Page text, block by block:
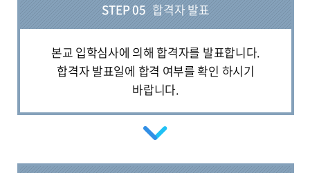
STEP 05 합격자 발표
본교 입학심사에 의해 합격자를 발표합니다.
합격자 발표일에 합격 여부를 확인 하시기
바랍니다.